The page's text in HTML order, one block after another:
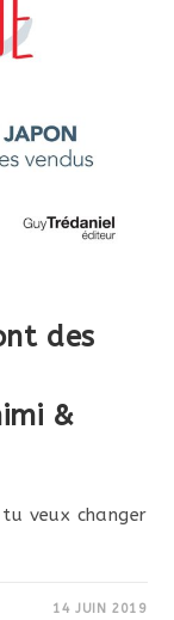
des
&
veux changer
14 JUIN 2019